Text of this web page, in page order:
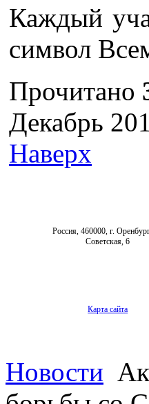
Каждый
символ
Прочитано
Декабрь
Наверх
Россия, 460000, г.
Советская, 6
Карта сайта
Новости